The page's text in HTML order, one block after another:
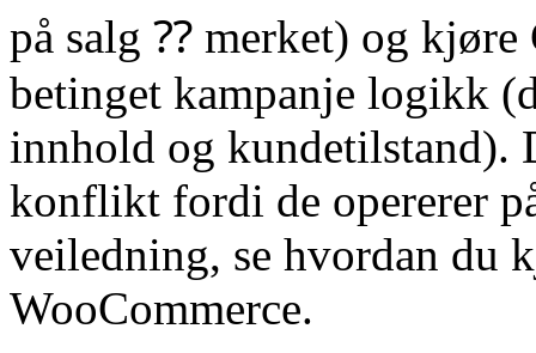
på salg ⁇ merket) og
betinget kampanje logikk
innhold og kundetilstand).
konflikt fordi de opererer
veiledning, se hvordan du
WooCommerce.